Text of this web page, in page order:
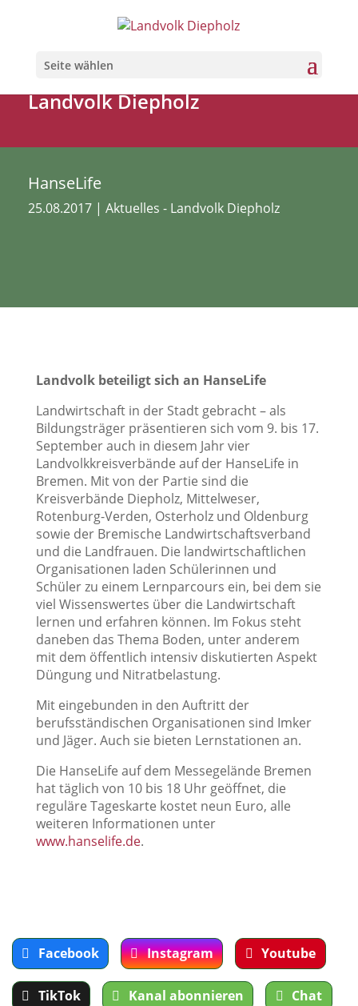
Seite wählen
Landvolk Diepholz
HanseLife
25.08.2017 | Aktuelles - Landvolk Diepholz
Landvolk beteiligt sich an HanseLife
Landwirtschaft in der Stadt gebracht – als
Bildungsträger präsentieren sich vom 9. bis 17.
September auch in diesem Jahr vier
Landvolkkreisverbände auf der HanseLife in
Bremen. Mit von der Partie sind die
Kreisverbände Diepholz, Mittelweser,
Rotenburg-Verden, Osterholz und Oldenburg
sowie der Bremische Landwirtschaftsverband
und die Landfrauen. Die landwirtschaftlichen
Organisationen laden Schülerinnen und
Schüler zu einem Lernparcours ein, bei dem sie
viel Wissenswertes über die Landwirtschaft
lernen und erfahren können. Im Fokus steht
daneben das Thema Boden, unter anderem
mit dem öffentlich intensiv diskutierten Aspekt
Düngung und Nitratbelastung.
Mit eingebunden in den Auftritt der
berufsständischen Organisationen sind Imker
und Jäger. Auch sie bieten Lernstationen an.
Die HanseLife auf dem Messegelände Bremen
hat täglich von 10 bis 18 Uhr geöffnet, die
reguläre Tageskarte kostet neun Euro, alle
weiteren Informationen unter
www.hanselife.de.
Facebook Instagram Youtube
TikTok Kanal abonnieren Chat